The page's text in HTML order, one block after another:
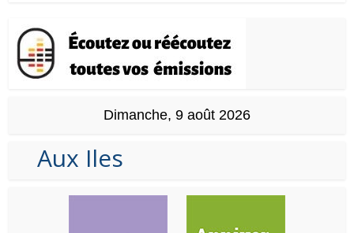
Dimanche, 9 août 2026
Aux Iles